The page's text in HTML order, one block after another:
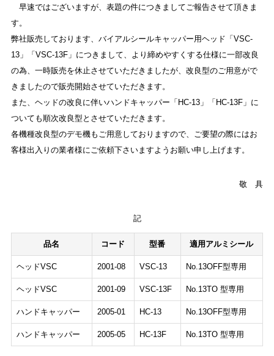
早速ではございますが、表題の件につきましてご報告させて頂きま
す。
弊社販売しております、バイアルシールキャッパー用ヘッド「VSC-
13」「VSC-13F」につきまして、より締めやすくする仕様に一部改良
の為、一時販売を休止させていただきましたが、改良型のご用意がで
きましたので販売開始させていただきます。
また、ヘッドの改良に伴いハンドキャッパー「HC-13」「HC-13F」に
ついても順次改良型とさせていただきます。
各機種改良型のデモ機もご用意しておりますので、ご要望の際にはお
客様出入りの業者様にご依頼下さいますようお願い申し上げます。
敬 具
記
品名 コード 型番 適用アルミシール
ヘッドVSC 2001-08 VSC-13 No.13OFF型専用
ヘッドVSC 2001-09 VSC-13F No.13TO 型専用
ハンドキャッパー 2005-01 HC-13 No.13OFF型専用
ハンドキャッパー 2005-05 HC-13F No.13TO 型専用